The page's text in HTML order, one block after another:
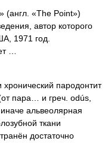
(англ. «The Point»)
автор которого
1971 год.
…
пародонтит
пара… и греч. odús,
альвеолярная
ткани
достаточно